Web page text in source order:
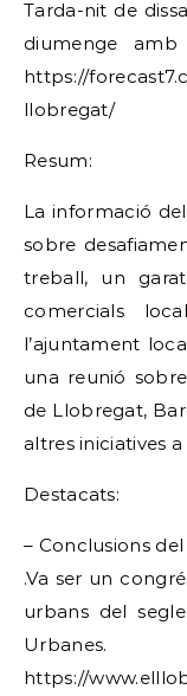
Tarda-nit de
diumenge
https://
llobregat/
Resum:
La informació
sobre
treball, un
comercials
l’ajuntament
una reunió
de Llobregat,
altres iniciatives
Destacats:
– Conclusions
.Va ser un
urbans del
Urbanes.
https://